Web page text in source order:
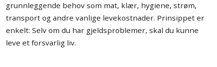
grunnleggende behov som mat, klær, hygiene, strøm,
transport og andre vanlige levekostnader. Prinsippet er
enkelt: Selv om du har gjeldsproblemer, skal du kunne
leve et forsvarlig liv.